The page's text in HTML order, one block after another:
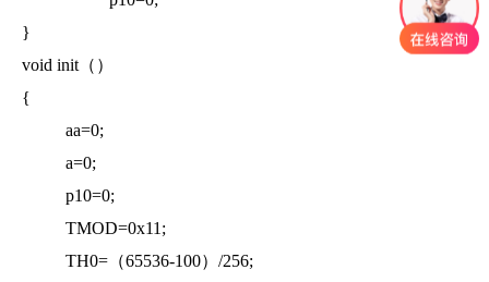
}
void init（）
{
aa=0;
a=0;
p10=0;
TMOD=0x11;
TH0=（65536-100）/256;